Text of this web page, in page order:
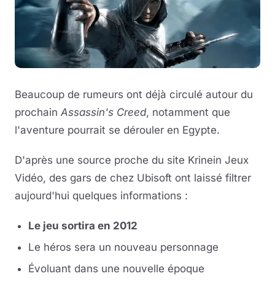
Beaucoup de rumeurs ont déjà circulé autour du
prochain Assassin's Creed, notamment que
l'aventure pourrait se dérouler en Egypte.
D'après une source proche du site Krinein Jeux
Vidéo, des gars de chez Ubisoft ont laissé filtrer
aujourd'hui quelques informations :
Le jeu sortira en 2012
Le héros sera un nouveau personnage
Évoluant dans une nouvelle époque